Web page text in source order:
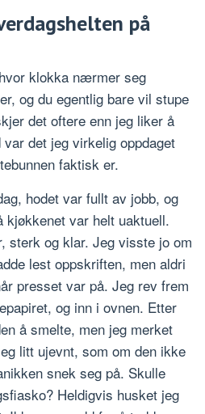
på
klokka nærmer seg
og du egentlig bare vil stupe
det oftere enn jeg liker å
det jeg virkelig oppdaget
faktisk er.
hodet var fullt av jobb, og
kjøkkenet var helt uaktuell.
sterk og klar. Jeg visste jo om
lest oppskriften, men aldri
presset var på. Jeg rev frem
og inn i ovnen. Etter
å smelte, men jeg merket
litt ujevnt, som om den ikke
snek seg på. Skulle
Heldigvis husket jeg